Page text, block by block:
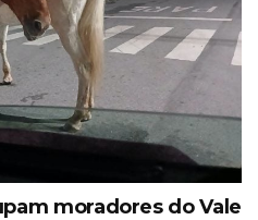
moradores do Vale